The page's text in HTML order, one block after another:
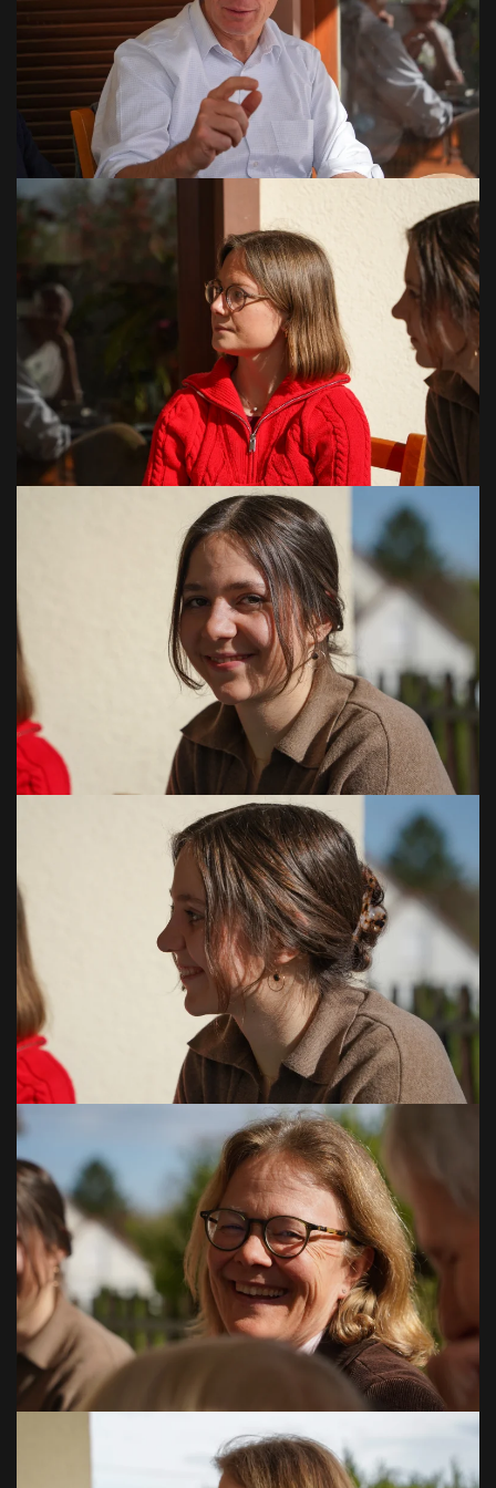
VOIR EN GRAND
VOIR EN GRAND
VOIR EN GRAND
VOIR EN GRAND
VOIR EN GRAND